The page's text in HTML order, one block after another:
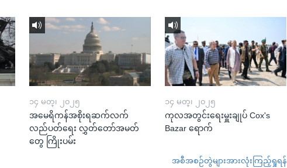
၁၄ မတ္၊ ၂၀၂၅
အမေရိကန်အစိုးရဆက်လက်
လည်ပတ်ရေး လွှတ်တော်အမတ်
တွေ ကြိုးပမ်း
၁၄ မတ္၊ ၂၀၂၅
ကုလအတွင်းရေးမှူးချုပ် Cox's
Bazar ရောက်
အစီအစဉ်တွဲများအားလုံးကြည့်ရှုရန်